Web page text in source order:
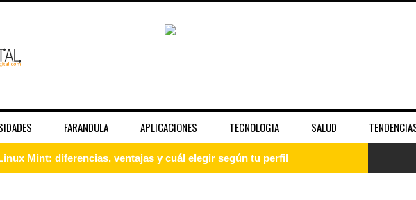
FARANDULA APLICACIONES TECNOLOGIA SALUD
Linux desde cero: guía paso a paso para principiantes